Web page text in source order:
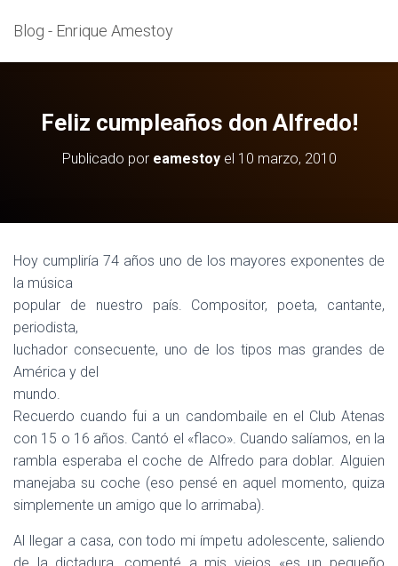
Blog - Enrique Amestoy
Feliz cumpleaños don Alfredo!
Publicado por eamestoyel 10 marzo, 2010
Hoy cumpliría 74 años uno de los mayores exponentes de
la música
popular de nuestro país. Compositor, poeta, cantante,
periodista,
luchador consecuente, uno de los tipos mas grandes de
América y del
mundo.
Recuerdo cuando fui a un candombaile en el Club Atenas
con 15 o 16 años. Cantó el «flaco». Cuando salíamos, en la
rambla esperaba el coche de Alfredo para doblar. Alguien
manejaba su coche (eso pensé en aquel momento, quiza
simplemente un amigo que lo arrimaba).
Al llegar a casa, con todo mi ímpetu adolescente, saliendo